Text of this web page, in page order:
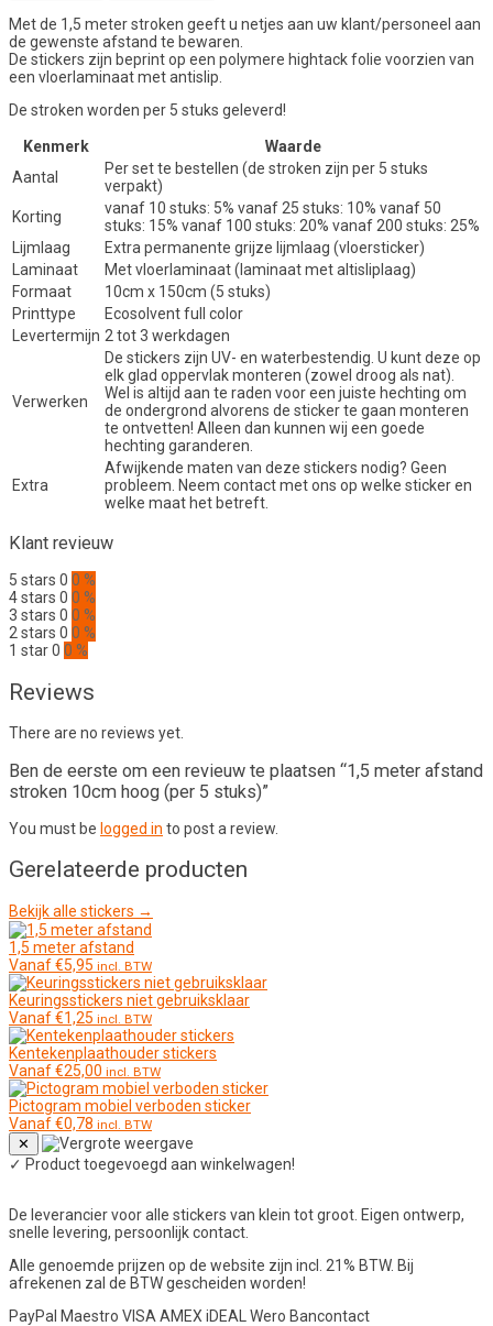
Met de 1,5 meter stroken geeft u netjes aan uw klant/personeel aan
de gewenste afstand te bewaren.
De stickers zijn beprint op een polymere hightack folie voorzien van
een vloerlaminaat met antislip.
De stroken worden per 5 stuks geleverd!
Kenmerk
Waarde
Aantal
Per set te bestellen (de stroken zijn per 5 stuks
verpakt)
Korting
vanaf 10 stuks: 5% vanaf 25 stuks: 10% vanaf 50
stuks: 15% vanaf 100 stuks: 20% vanaf 200 stuks: 25%
Lijmlaag
Extra permanente grijze lijmlaag (vloersticker)
Laminaat
Met vloerlaminaat (laminaat met altisliplaag)
Formaat
10cm x 150cm (5 stuks)
Printtype
Ecosolvent full color
Levertermijn 2 tot 3 werkdagen
Verwerken
De stickers zijn UV- en waterbestendig. U kunt deze op
elk glad oppervlak monteren (zowel droog als nat).
Wel is altijd aan te raden voor een juiste hechting om
de ondergrond alvorens de sticker te gaan monteren
te ontvetten! Alleen dan kunnen wij een goede
hechting garanderen.
Extra
Afwijkende maten van deze stickers nodig? Geen
probleem. Neem contact met ons op welke sticker en
welke maat het betreft.
Klant revieuw
5 stars 0 0 %
4 stars 0 0 %
3 stars 0 0 %
2 stars 0 0 %
1 star0 0 %
Reviews
There are no reviews yet.
Ben de eerste om een revieuw te plaatsen “1,5 meter afstand
stroken 10cm hoog (per 5 stuks)”
You must be logged in to post a review.
Gerelateerde producten
Bekijk alle stickers →
1,5 meter afstand
Vanaf€5,95 incl. BTW
Keuringsstickers niet gebruiksklaar
Vanaf€1,25 incl. BTW
Kentekenplaathouder stickers
Vanaf€25,00 incl. BTW
Pictogram mobiel verboden sticker
Vanaf€0,78 incl. BTW
✕
✓ Product toegevoegd aan winkelwagen!
De leverancier voor alle stickers van klein tot groot. Eigen ontwerp,
snelle levering, persoonlijk contact.
Alle genoemde prijzen op de website zijn incl. 21% BTW. Bij
afrekenen zal de BTW gescheiden worden!
PayPal Maestro VISA AMEX iDEAL Wero Bancontact